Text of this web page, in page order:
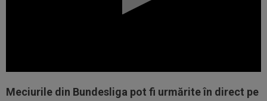
Meciurile din Bundesliga pot fi urmărite în direct pe